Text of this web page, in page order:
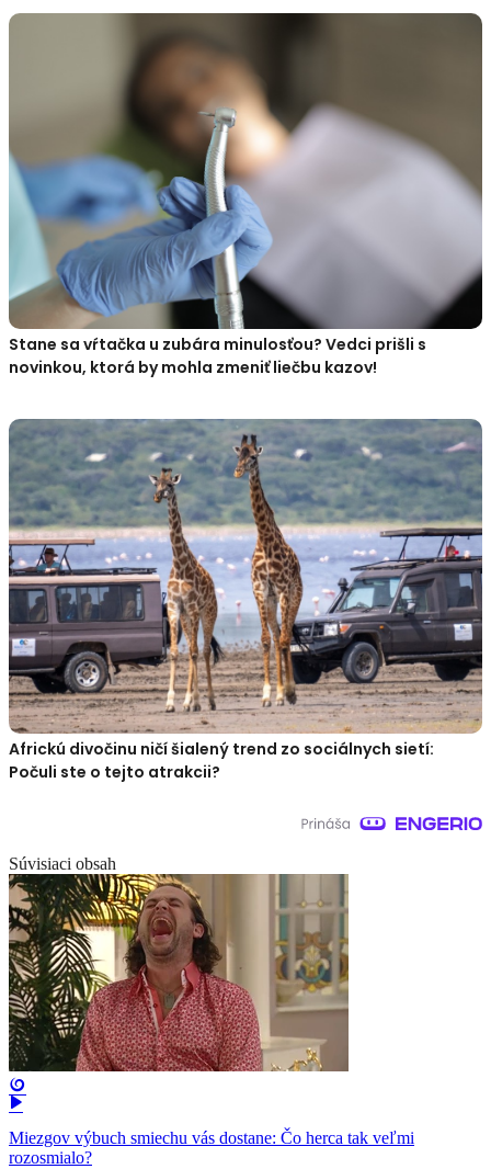
Stane sa vŕtačka u zubára minulosťou? Vedci prišli s
novinkou, ktorá by mohla zmeniť liečbu kazov!
Africkú divočinu ničí šialený trend zo sociálnych sietí:
Počuli ste o tejto atrakcii?
Súvisiaci obsah
Miezgov výbuch smiechu vás dostane: Čo herca tak veľmi
rozosmialo?